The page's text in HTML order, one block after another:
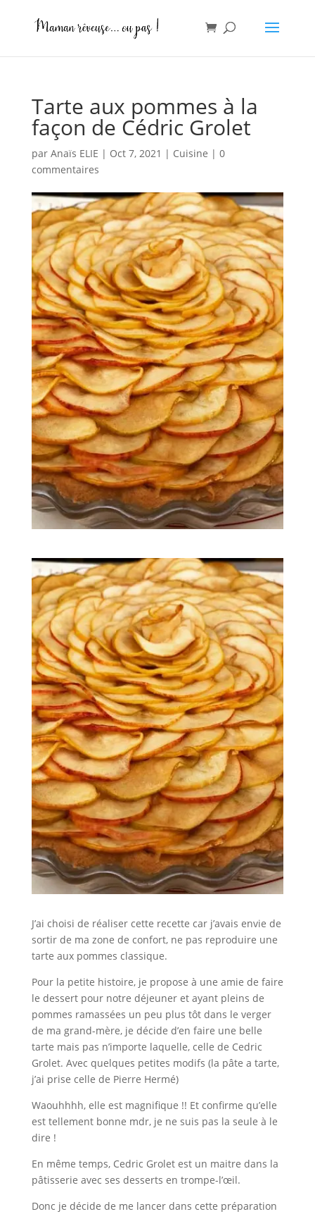
Tarte aux pommes à la
façon de Cédric Grolet
par Anaïs ELIE | Oct 7, 2021 | Cuisine | 0
commentaires
J’ai choisi de réaliser cette recette car j’avais envie de
sortir de ma zone de confort, ne pas reproduire une
tarte aux pommes classique.
Pour la petite histoire, je propose à une amie de faire
le dessert pour notre déjeuner et ayant pleins de
pommes ramassées un peu plus tôt dans le verger
de ma grand-mère, je décide d’en faire une belle
tarte mais pas n’importe laquelle, celle de Cedric
Grolet. Avec quelques petites modifs (la pâte a tarte,
j’ai prise celle de Pierre Hermé)
Waouhhhh, elle est magnifique !! Et confirme qu’elle
est tellement bonne mdr, je ne suis pas la seule à le
dire !
En même temps, Cedric Grolet est un maitre dans la
pâtisserie avec ses desserts en trompe-l’œil.
Donc je décide de me lancer dans cette préparation